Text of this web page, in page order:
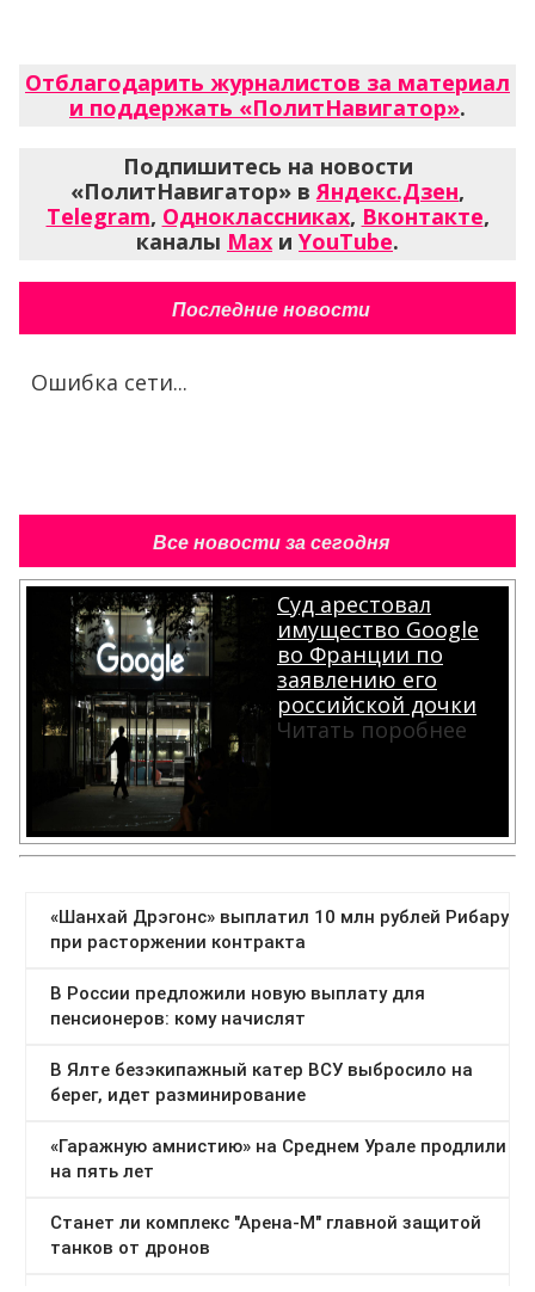
Отблагодарить журналистов за материал
и поддержать «ПолитНавигатор».
Подпишитесь на новости
«ПолитНавигатор» вЯндекс.Дзен,
Telegram, Одноклассниках, Вконтакте,
каналы Max и YouTube.
Последние новости
Ошибка сети...
Все новости за сегодня
Суд арестовал
имущество Google
во Франции по
заявлению его
российской дочки
Читать поробнее